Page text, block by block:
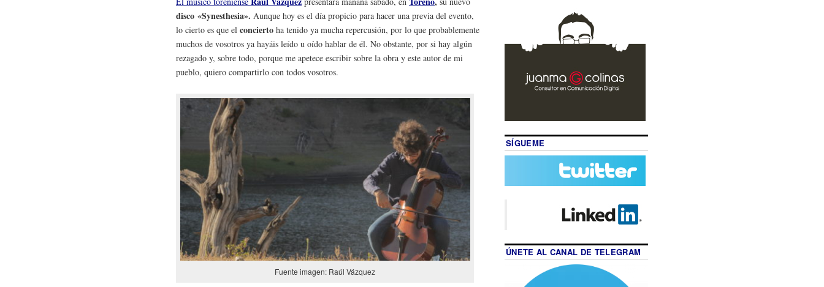
disco «Synesthesia». Aunque hoy es el día propicio para hacer una previa del evento,
lo cierto es que el concierto ha tenido ya mucha repercusión, por lo que probablemente
muchos de vosotros ya hayáis leído u oído hablar de él. No obstante, por si hay algún
rezagado y, sobre todo, porque me apetece escribir sobre la obra y este autor de mi
pueblo, quiero compartirlo con todos vosotros.
Fuente imagen: Raúl Vázquez
SÍGUEME
ÚNETE AL CANAL DE TELEGRAM